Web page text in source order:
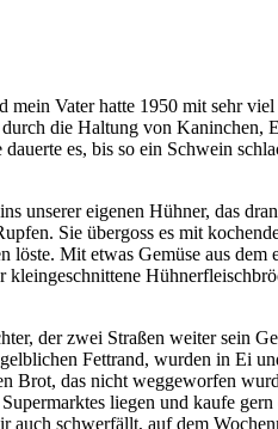
Vater hatte 1950 mit sehr
die Haltung von Kaninchen,
es, bis so ein Schwein
unserer eigenen Hühner, das
Sie übergoss es mit
Mit etwas Gemüse aus
der zwei Straßen weiter sein
Fettrand, wurden in Ei
Brot, das nicht weggeworfen
liegen und kaufe
schwerfällt, auf dem